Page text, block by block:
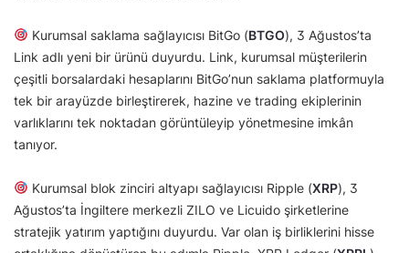
Kurumsal saklama sağlayıcısı BitGo (BTGO), 3 Ağustos’ta
Link adlı yeni bir ürünü duyurdu. Link, kurumsal müşterilerin
çeşitli borsalardaki hesaplarını BitGo’nun saklama platformuyla
tek bir arayüzde birleştirerek, hazine ve trading ekiplerinin
varlıklarını tek noktadan görüntüleyip yönetmesine imkân
tanıyor.
Kurumsal blok zinciri altyapı sağlayıcısı Ripple (XRP), 3
Ağustos’ta İngiltere merkezli ZILO ve Licuido şirketlerine
stratejik yatırım yaptığını duyurdu. Var olan iş birliklerini hisse